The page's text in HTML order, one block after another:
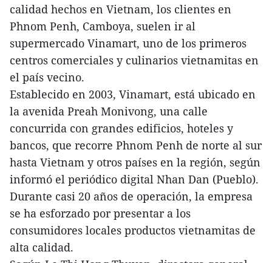
calidad hechos en Vietnam, los clientes en
Phnom Penh, Camboya, suelen ir al
supermercado Vinamart, uno de los primeros
centros comerciales y culinarios vietnamitas en
el país vecino.
Establecido en 2003, Vinamart, está ubicado en
la avenida Preah Monivong, una calle
concurrida con grandes edificios, hoteles y
bancos, que recorre Phnom Penh de norte al sur
hasta Vietnam y otros países en la región, según
informó el periódico digital Nhan Dan (Pueblo).
Durante casi 20 años de operación, la empresa
se ha esforzado por presentar a los
consumidores locales productos vietnamitas de
alta calidad.